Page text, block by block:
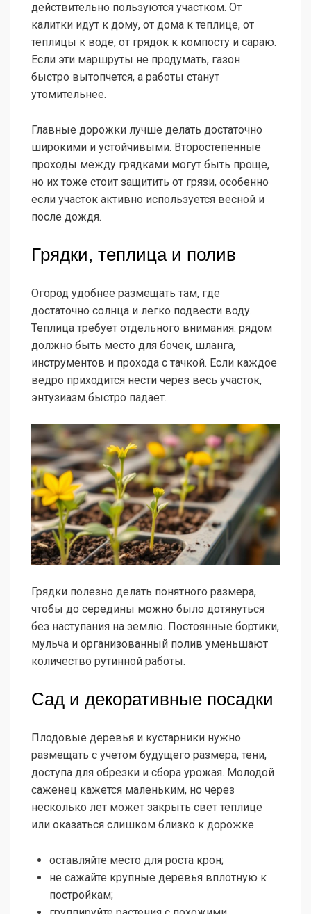
действительно пользуются участком. От
калитки идут к дому, от дома к теплице, от
теплицы к воде, от грядок к компосту и сараю.
Если эти маршруты не продумать, газон
быстро вытопчется, а работы станут
утомительнее.
Главные дорожки лучше делать достаточно
широкими и устойчивыми. Второстепенные
проходы между грядками могут быть проще,
но их тоже стоит защитить от грязи, особенно
если участок активно используется весной и
после дождя.
Грядки, теплица и полив
Огород удобнее размещать там, где
достаточно солнца и легко подвести воду.
Теплица требует отдельного внимания: рядом
должно быть место для бочек, шланга,
инструментов и прохода с тачкой. Если каждое
ведро приходится нести через весь участок,
энтузиазм быстро падает.
Грядки полезно делать понятного размера,
чтобы до середины можно было дотянуться
без наступания на землю. Постоянные бортики,
мульча и организованный полив уменьшают
количество рутинной работы.
Сад и декоративные посадки
Плодовые деревья и кустарники нужно
размещать с учетом будущего размера, тени,
доступа для обрезки и сбора урожая. Молодой
саженец кажется маленьким, но через
несколько лет может закрыть свет теплице
или оказаться слишком близко к дорожке.
оставляйте место для роста крон;
не сажайте крупные деревья вплотную к
постройкам;